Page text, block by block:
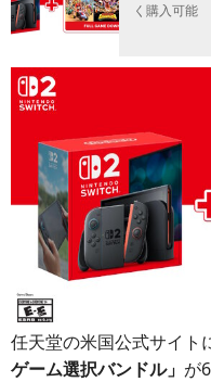
く購入可能
任天堂の米国公式サイト
ゲーム選択バンドル」 が